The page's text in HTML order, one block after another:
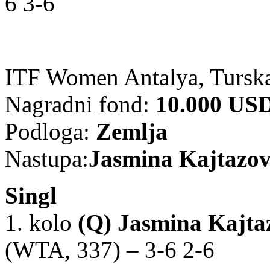
ITF Women Antalya,
Nagradni fond: 10.000
Podloga: Zemlja
Nastupa:Jasmina
Singl
1. kolo (Q) Jasmina
(WTA, 337) – 3-6 2-6